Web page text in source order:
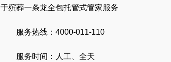
于殡葬一条龙全包托管式管家服务
服务热线：4000-011-110
服务时间：人工、全天